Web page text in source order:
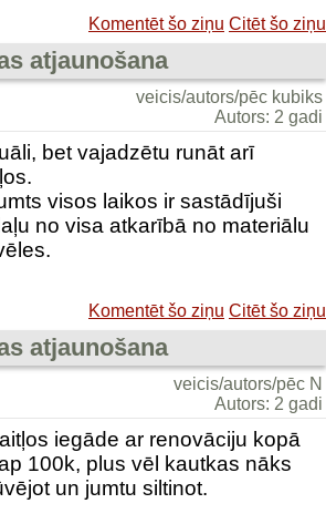
Komentēt šo ziņu Citēt šo ziņu
atjaunošana
veicis/autors/pēc kubiks
Autors: 2 gadi
bet vajadzētu runāt arī
visos laikos ir sastādījuši
no visa atkarībā no materiālu
Komentēt šo ziņu Citēt šo ziņu
atjaunošana
veicis/autors/pēc N
Autors: 2 gadi
iegāde ar renovāciju kopā
100k, plus vēl kautkas nāks
un jumtu siltinot.